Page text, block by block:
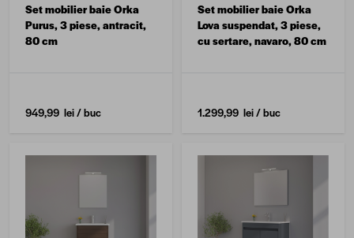
Set mobilier baie Orka
Purus, 3 piese, antracit,
80 cm
949,99 lei/ buc
Set mobilier baie Orka
Lova suspendat, 3 piese,
cu sertare, navaro, 80 cm
1.299,99 lei/ buc